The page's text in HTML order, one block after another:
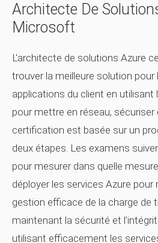
Architecte De
Microsoft
L'architecte de solutions Azure
trouver la meilleure solution pour
applications du client en utilisant
pour mettre en réseau, sécuriser
certification est basée sur un
deux étapes. Les examens
pour mesurer dans quelle
déployer les services Azure
gestion efficace de la charge de
maintenant la sécurité et
utilisant efficacement les